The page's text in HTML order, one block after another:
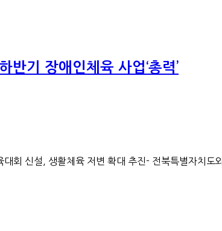
반기 장애인체육 사업‘총력’
대회 신설, 생활체육 저변 확대 추진- 전북특별자치